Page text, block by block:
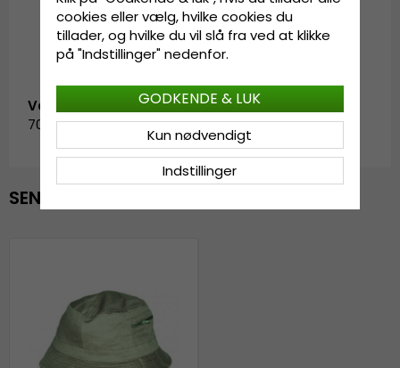
Vare-ID:
7067.olive-1
SENAST VISTE
cookies eller vælg, hvilke cookies du
tillader, og hvilke du vil slå fra ved at klikke
på "Indstillinger" nedenfor.
Indstillinger
Kun nødvendigt
GODKENDE & LUK